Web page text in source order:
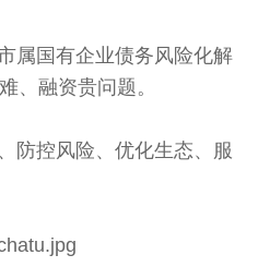
属国有企业债务风险化解
、融资贵问题。
防控风险、优化生态、服